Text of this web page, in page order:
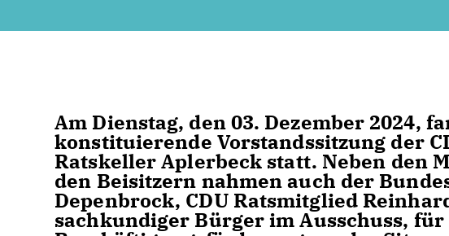
Am Dienstag, den 03. Dezember 2024,
konstituierende Vorstandssitzung der
Ratskeller Aplerbeck statt. Neben den
den Beisitzern nahmen auch der
Depenbrock, CDU Ratsmitglied
sachkundiger Bürger im Ausschuss,